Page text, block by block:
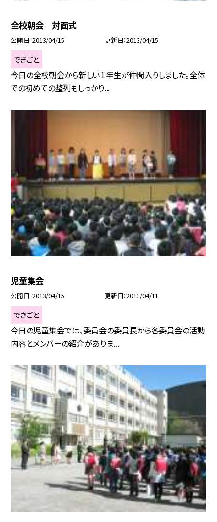
全校朝会 対面式
公開日 2013/04/15 更新日 2013/04/15
できごと
今日の全校朝会から新しい１年生が仲間入りしました。全体
での初めての整列もしっかり...
児童集会
公開日 2013/04/15 更新日 2013/04/11
できごと
今日の児童集会では、委員会の委員長から各委員会の活動
内容とメンバーの紹介がありま...